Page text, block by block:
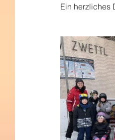
Ein herzliches